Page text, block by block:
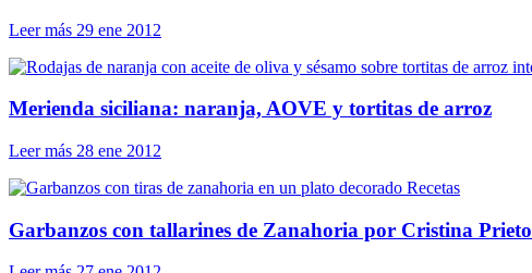
Leer más 29 ene 2012
Merienda siciliana: naranja, AOVE y tortitas de arroz
Leer más 28 ene 2012
Recetas
Garbanzos con tallarines de Zanahoria por Cristina Prieto